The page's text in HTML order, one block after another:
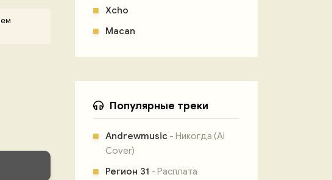
Xcho
Macan
Популярные треки
Andrewmusic - Никогда (Ai
Cover)
Регион 31 - Расплата